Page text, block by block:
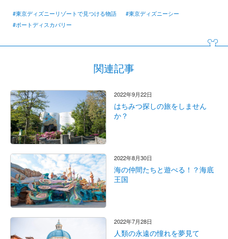
#東京ディズニーリゾートで見つける物語
#東京ディズニーシー
#ポートディスカバリー
関連記事
2022年9月22日
はちみつ探しの旅をしません
か？
2022年8月30日
海の仲間たちと遊べる！？海底
王国
2022年7月28日
人類の永遠の憧れを夢見て